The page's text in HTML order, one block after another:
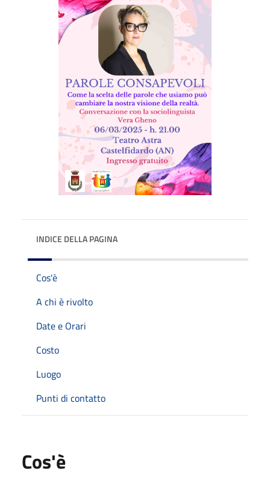
INDICE DELLA PAGINA
Cos'è
A chi è rivolto
Date e Orari
Costo
Luogo
Punti di contatto
Cos'è